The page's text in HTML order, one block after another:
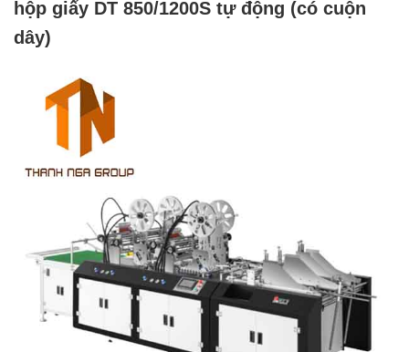
hộp giấy DT 850/1200S tự động (có cuộn
dây)